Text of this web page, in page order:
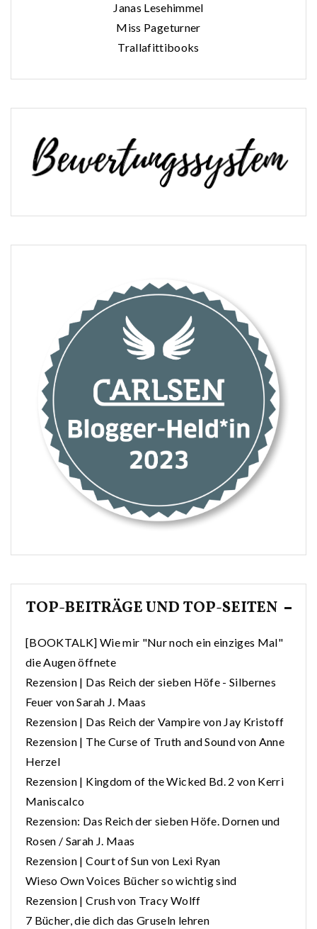
Janas Lesehimmel
Miss Pageturner
Trallafittibooks
TOP-BEITRÄGE UND TOP-SEITEN
[BOOKTALK] Wie mir "Nur noch ein einziges Mal"
die Augen öffnete
Rezension | Das Reich der sieben Höfe - Silbernes
Feuer von Sarah J. Maas
Rezension | Das Reich der Vampire von Jay Kristoff
Rezension | The Curse of Truth and Sound von Anne
Herzel
Rezension | Kingdom of the Wicked Bd. 2 von Kerri
Maniscalco
Rezension: Das Reich der sieben Höfe. Dornen und
Rosen / Sarah J. Maas
Rezension | Court of Sun von Lexi Ryan
Wieso Own Voices Bücher so wichtig sind
Rezension | Crush von Tracy Wolff
7 Bücher, die dich das Gruseln lehren